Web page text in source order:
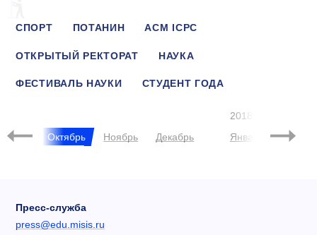
СПОРТ ПОТАНИН ACM ICPC
ОТКРЫТЫЙ РЕКТОРАТ НАУКА
ФЕСТИВАЛЬ НАУКИ СТУДЕНТ ГОДА
Октябрь Ноябрь Декабрь
2018
Январь
Пресс-служба
press@edu.misis.ru